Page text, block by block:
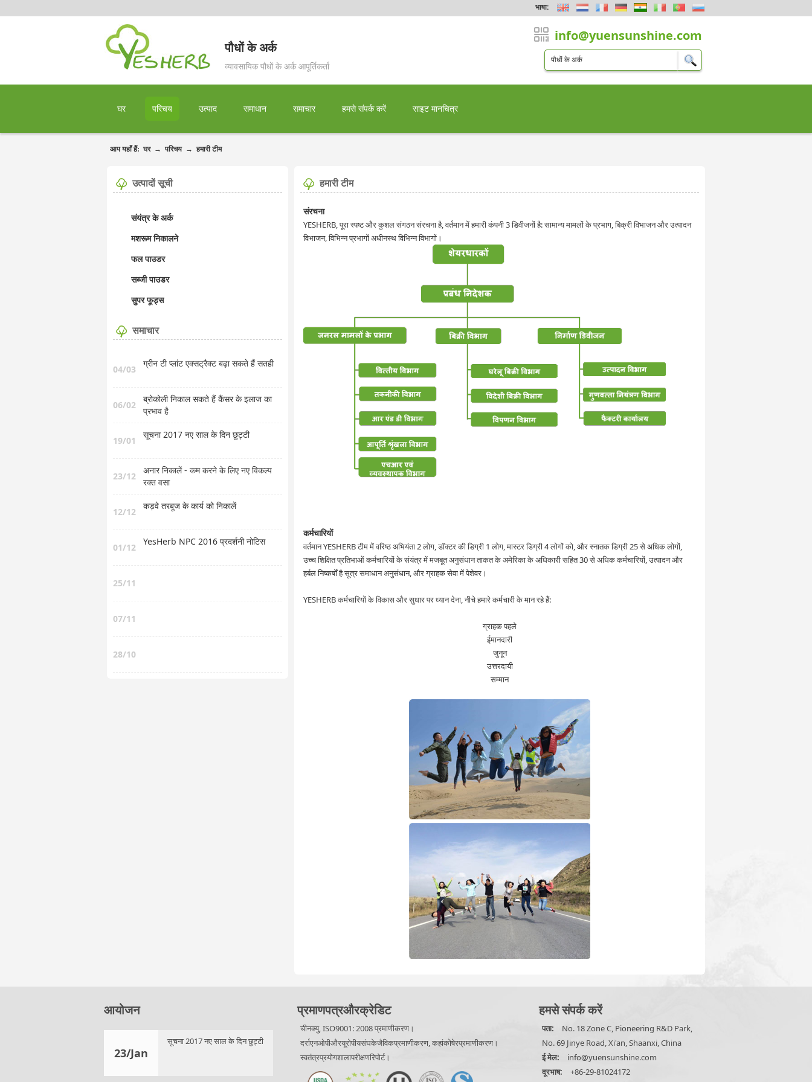
पौधों के अर्क
व्यावसायिक पौधों के अर्क आपूर्तिकर्ता
भाषा:
घर परिचय उत्पाद समाधान समाचार हमसे संपर्क करें साइट मानचित्र
आप यहाँ हैं: घर → परिचय → हमारी टीम
उत्पादों सूची
संयंत्र के अर्क
मशरूम निकालने
फल पाउडर
सब्जी पाउडर
सुपर फूड्स
समाचार
04/03
ग्रीन टी प्लांट एक्सट्रैक्ट बढ़ा सकते हैं सतही
06/02
ब्रोकोली निकाल सकते हैं कैंसर के इलाज का
प्रभाव है
19/01
सूचना 2017 नए साल के दिन छुट्टी
23/12
अनार निकालें - कम करने के लिए नए विकल्प
रक्त वसा
12/12
कड़वे तरबूज के कार्य को निकालें
01/12
YesHerb NPC 2016 प्रदर्शनी नोटिस
25/11
07/11
28/10
हमारी टीम
संरचना
YESHERB, पूरा स्पष्ट और कुशल संगठन संरचना है, वर्तमान में हमारी कंपनी 3 डिवीजनों है: सामान्य मामलों के प्रभाग, बिक्री विभाजन और उत्पादन
विभाजन, विभिन्न प्रभागों अधीनस्थ विभिन्न विभागों।
कर्मचारियों
वर्तमान YESHERB टीम में वरिष्ठ अभियंता 2 लोग, डॉक्टर की डिग्री 1 लोग, मास्टर डिग्री 4 लोगों को, और स्नातक डिग्री 25 से अधिक लोगों,
उच्च शिक्षित प्रतिभाओं कर्मचारियों के संयंत्र में मजबूत अनुसंधान ताकत के अमेरिका के अधिकारी सहित 30 से अधिक कर्मचारियों, उत्पादन और
हर्बल निष्कर्षों है सूत्र समाधान अनुसंधान, और ग्राहक सेवा में पेशेवर।
YESHERB कर्मचारियों के विकास और सुधार पर ध्यान देना, नीचे हमारे कर्मचारी के मान रहे हैं:
ग्राहक पहले
ईमानदारी
जुनून
उत्तरदायी
सम्मान
आयोजन
23/Jan
सूचना 2017 नए साल के दिन छुट्टी
प्रमाणपत्रऔरक्रेडिट
चीनक्यु, ISO9001: 2008 प्रमाणीकरण।
दर्राएनओपीऔरयूरोपीयसंघकेजैविकप्रमाणीकरण, कहांकोषेरप्रमाणीकरण।
स्वतंत्रप्रयोगशालापरीक्षणरिपोर्ट।
हमसे संपर्क करें
पता:
No. 18 Zone C, Pioneering R&D Park,
No. 69 Jinye Road, Xi'an, Shaanxi, China
ई मेल:
info@yuensunshine.com
दूरभाष:
+86-29-81024172
info@yuensunshine.com